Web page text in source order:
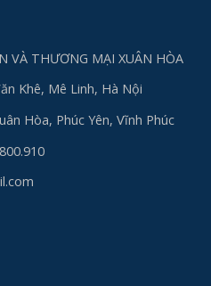
VÀ THƯƠNG MẠI XUÂN HÒA
Khê, Mê Linh, Hà Nội
Hòa, Phúc Yên, Vĩnh Phúc